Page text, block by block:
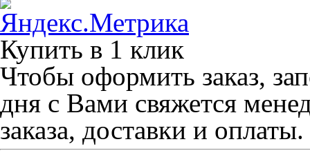
Купить в 1 клик
Чтобы оформить заказ,
дня с Вами свяжется
заказа, доставки и оплаты.